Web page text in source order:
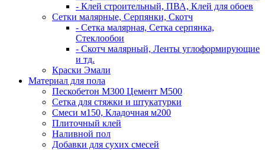
- Клей строительный, ПВА, Клей для обоев
Сетки малярные, Серпянки, Скотч
- Сетка малярная, Сетка серпянка,
Стеклообои
- Скотч малярный, Ленты углоформирующие
и тд.
Краски Эмали
Материал для пола
Пескобетон М300 Цемент М500
Сетка для стяжки и штукатурки
Смеси м150, Кладочная м200
Плиточный клей
Наливной пол
Добавки для сухих смесей